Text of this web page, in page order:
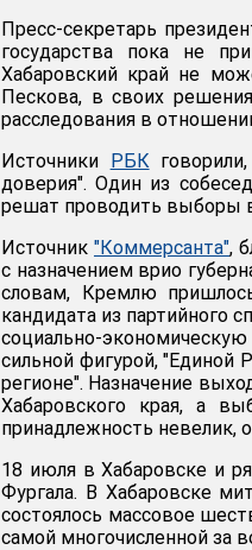
Пресс-секретарь
государства пока не
Хабаровский край не
Пескова, в своих
расследования в
Источники РБК
доверия". Один из
решат проводить выборы
Источник "Коммерсанта",
с назначением врио
словам, Кремлю
кандидата из партийного
социально-
сильной фигурой, "Единой
регионе". Назначение
Хабаровского края, а
принадлежность невелик,
18 июля в Хабаровске и
Фургала. В Хабаровске
состоялось массовое
самой многочисленной за